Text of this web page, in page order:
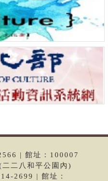
| 館址：100007
二八和平公園內)
2699 | 館址：